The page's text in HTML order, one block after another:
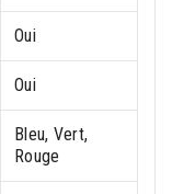
Oui
Oui
Bleu, Vert,
Rouge